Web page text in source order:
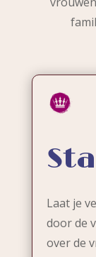
Laat je
door de
over de